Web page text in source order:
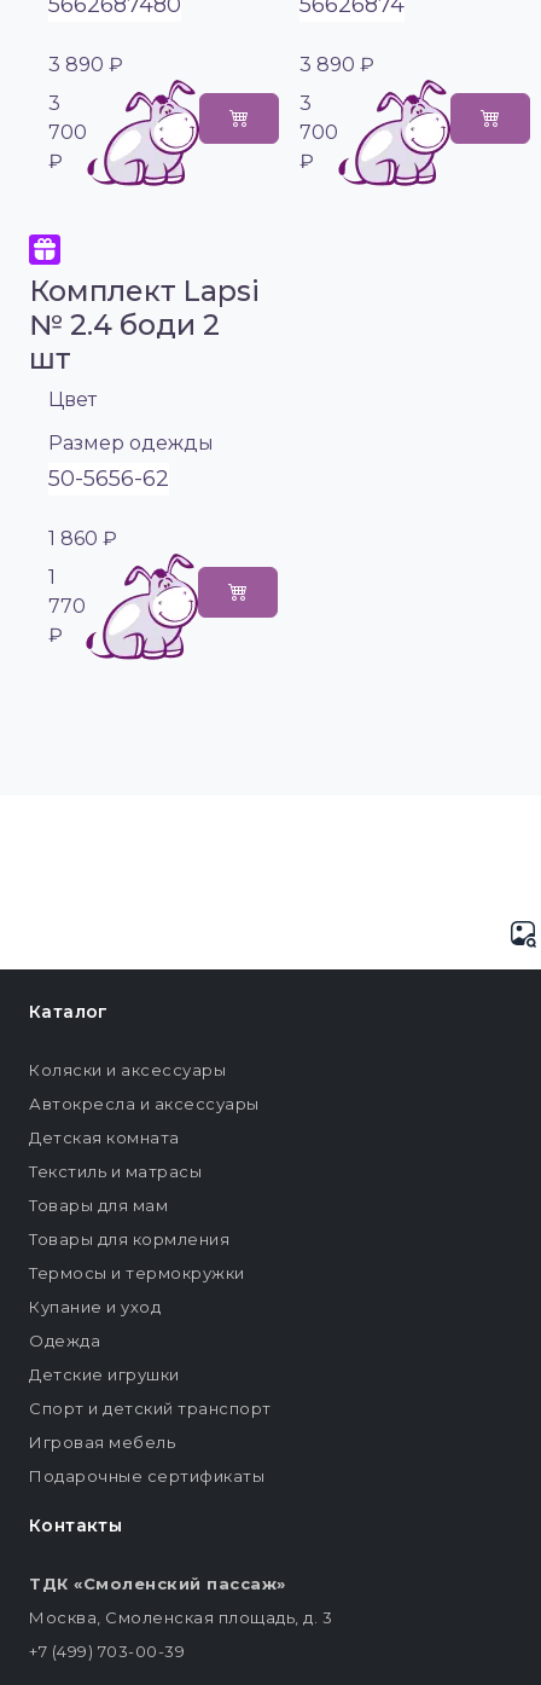
3 890 ₽
3
700
₽
3 890 ₽
3
700
₽
Комплект Lapsi
№ 2.4 боди 2
шт
Цвет
Размер одежды
50-5656-62
1 860 ₽
1
770
₽
Контакты
ТДК «Смоленский пассаж»
Москва, Смоленская площадь, д. 3
+7 (499) 703-00-39
Каталог
Коляски и аксессуары
Автокресла и аксессуары
Детская комната
Текстиль и матрасы
Товары для мам
Товары для кормления
Термосы и термокружки
Купание и уход
Одежда
Детские игрушки
Спорт и детский транспорт
Игровая мебель
Подарочные сертификаты